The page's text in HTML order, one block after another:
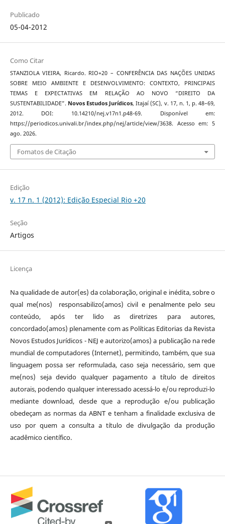
Publicado
05-04-2012
Como Citar
STANZIOLA VIEIRA, Ricardo. RIO+20 – CONFERÊNCIA DAS NAÇÕES UNIDAS
SOBRE MEIO AMBIENTE E DESENVOLVIMENTO: CONTEXTO, PRINCIPAIS
TEMAS E EXPECTATIVAS EM RELAÇÃO AO NOVO “DIREITO DA
SUSTENTABILIDADE”. Novos Estudos Jurí­dicos, Itajaí­ (SC), v. 17, n. 1, p. 48–69,
2012. DOI: 10.14210/nej.v17n1.p48-69. Disponível em:
https://periodicos.univali.br/index.php/nej/article/view/3638. Acesso em: 5
ago. 2026.
Fomatos de Citação
Edição
v. 17 n. 1 (2012): Edição Especial Rio +20
Seção
Artigos
Licença
Na qualidade de autor(es) da colaboração, original e inédita, sobre o
qual me(nos) responsabilizo(amos) civil e penalmente pelo seu
conteúdo, após ter lido as diretrizes para autores,
concordado(amos) plenamente com as Políticas Editorias da Revista
Novos Estudos Jurídicos - NEJ e autorizo(amos) a publicação na rede
mundial de computadores (Internet), permitindo, também, que sua
linguagem possa ser reformulada, caso seja necessário, sem que
me(nos) seja devido qualquer pagamento a título de direitos
autorais, podendo qualquer interessado acessá-lo e/ou reproduzi-lo
mediante download, desde que a reprodução e/ou publicação
obedeçam as normas da ABNT e tenham a finalidade exclusiva de
uso por quem a consulta a título de divulgação da produção
acadêmico científico.